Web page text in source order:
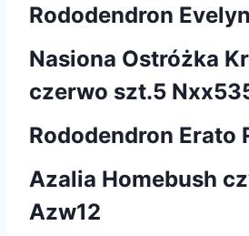
Rododendron
Nasiona Ostróżka
czerwo szt.5
Rododendron Erato
Azalia Homebush
Azw12